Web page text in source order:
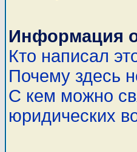
Информация
Кто написал
Почему здесь
С кем можно
юридических